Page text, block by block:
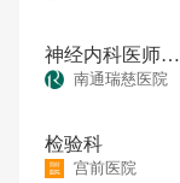
神经内科医师（博士）提供编制+年薪30-40万+提供住房+人才补贴
南通瑞慈医院
检验科
宫前医院